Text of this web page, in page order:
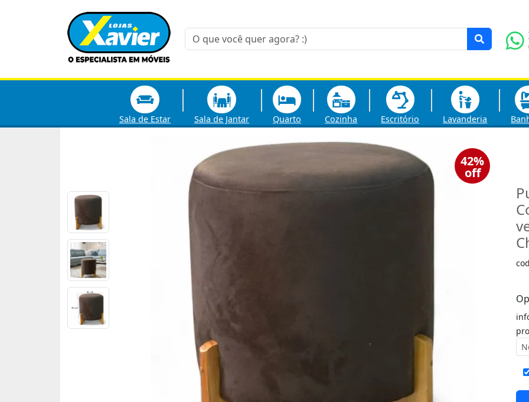
Sala de Estar Sala de Jantar Quarto Cozinha Escritório Lavanderia
42%
off